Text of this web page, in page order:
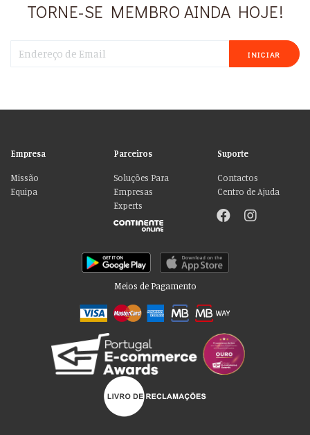
TORNE-SE MEMBRO AINDA HOJE!
INICIAR
Empresa
Missão
Equipa
Parceiros
Soluções Para
Empresas
Experts
Suporte
Contactos
Centro de Ajuda
Meios de Pagamento
Por favor aceite as nossas deliciosas